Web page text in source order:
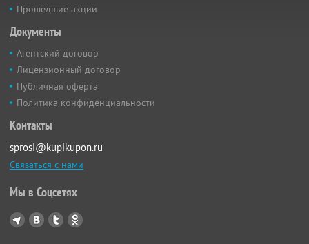
Прошедшие акции
Документы
Агентский договор
Лицензионный договор
Публичная оферта
Политика конфиденциальности
Контакты
sprosi@kupikupon.ru
Связаться с нами
Мы в Соцсетях